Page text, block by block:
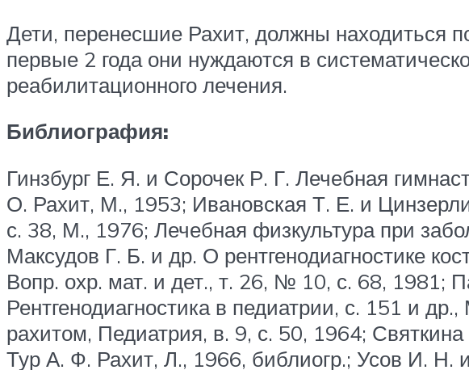
Дети, перенесшие Рахит, должны находиться
первые 2 года они нуждаются в
реабилитационного лечения.
Библиография:
Гинзбург Е. Я. и Сорочек Р. Г. Лечебная
О. Рахит, М., 1953; Ивановская Т. Е. и
с. 38, М., 1976; Лечебная физкультура при
Максудов Г. Б. и др. О рентгенодиагностике
Вопр. охр. мат. и дет., т. 26, № 10, с. 68, 1981;
Рентгенодиагностика в педиатрии, с. 151 и
рахитом, Педиатрия, в. 9, с. 50, 1964;
Тур А. Ф. Рахит, Л., 1966, библиогр.; Усов И. Н.